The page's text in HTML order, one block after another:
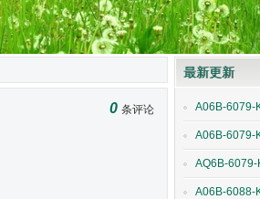
0 条评论
最新更新
A06B-6079-
A06B-6079-
AQ6B-
A06B-6088-